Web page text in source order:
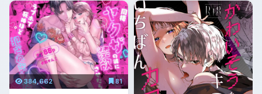
384,662 81